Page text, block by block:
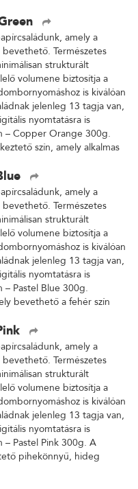
amely a
Természetes
strukturált
volumene biztosítja a
is kiválóan
jelenleg 13 tagja van,
nyomtatásra is
– Copper Orange 300g.
szín, amely alkalmas
amely a
Természetes
strukturált
volumene biztosítja a
is kiválóan
jelenleg 13 tagja van,
nyomtatásra is
– Pastel Blue 300g.
bevethető a fehér szín
amely a
Természetes
strukturált
volumene biztosítja a
is kiválóan
jelenleg 13 tagja van,
nyomtatásra is
– Pastel Pink 300g. A
pihekönnyű, hideg